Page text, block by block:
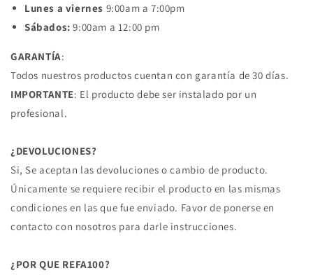
Lunes a viernes 9:00am a 7:00pm
Sábados: 9:00am a 12:00 pm
GARANTÍA:
Todos nuestros productos cuentan con garantía de 30 días.
IMPORTANTE: El producto debe ser instalado por un
profesional.
¿DEVOLUCIONES?
Si, Se aceptan las devoluciones o cambio de producto.
Únicamente se requiere recibir el producto en las mismas
condiciones en las que fue enviado. Favor de ponerse en
contacto con nosotros para darle instrucciones.
¿POR QUE REFA100?